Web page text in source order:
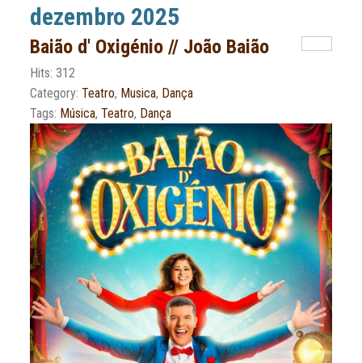
dezembro 2025
Baião d' Oxigénio // João Baião
Hits: 312
Category:Teatro, Musica, Dança
Tags: Música, Teatro, Dança